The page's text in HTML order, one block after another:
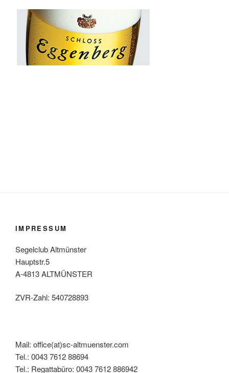
IMPRESSUM
Segelclub Altmünster
Hauptstr.5
A-4813 ALTMÜNSTER
ZVR-Zahl: 540728893
Mail: office(at)sc-altmuenster.com
Tel.: 0043 7612 88694
Tel.: Regattabüro: 0043 7612 886942